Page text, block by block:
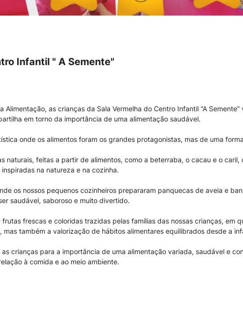
Infantil " A Semente"
as crianças da Sala Vermelha do Centro Infantil “A Semente”
em torno da importância de uma alimentação saudável.
onde os alimentos foram os grandes protagonistas, mas de uma
naturais, feitas a partir de alimentos, como a beterraba, o cacau e o caril,
na natureza e na cozinha.
os nossos pequenos cozinheiros prepararam panquecas de aveia e
saudável, saboroso e muito divertido.
frescas e coloridas trazidas pelas famílias das nossas crianças, em
também a valorização de hábitos alimentares equilibrados desde a
crianças para a importância de uma alimentação variada, saudável e
à comida e ao meio ambiente.